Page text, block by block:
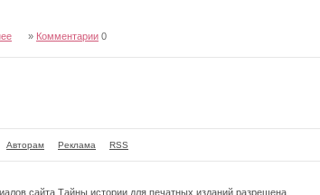
» Комментарии 0
Авторам Реклама RSS
сайта Тайны истории для печатных изданий разрешена